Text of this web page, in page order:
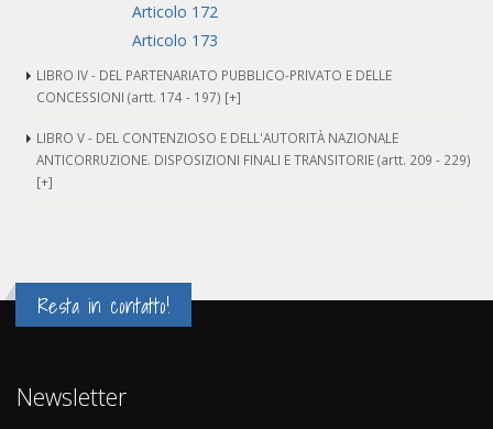
Articolo 172
Articolo 173
LIBRO IV - DEL PARTENARIATO PUBBLICO-PRIVATO E DELLE
CONCESSIONI (artt. 174 - 197) [+]
LIBRO V - DEL CONTENZIOSO E DELL'AUTORITÀ NAZIONALE
ANTICORRUZIONE. DISPOSIZIONI FINALI E TRANSITORIE (artt. 209 - 229)
[+]
Resta in contatto!
Newsletter